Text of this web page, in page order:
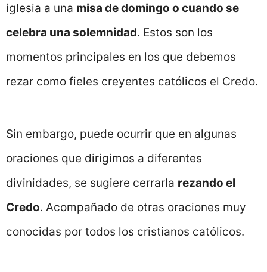
iglesia a una misa de domingo o cuando se
celebra una solemnidad. Estos son los
momentos principales en los que debemos
rezar como fieles creyentes católicos el Credo.
Sin embargo, puede ocurrir que en algunas
oraciones que dirigimos a diferentes
divinidades, se sugiere cerrarla rezando el
Credo. Acompañado de otras oraciones muy
conocidas por todos los cristianos católicos.